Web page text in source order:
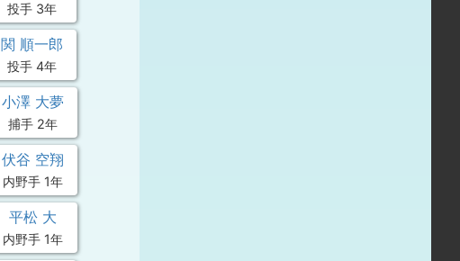
投手 3年
関 順一郎
投手 4年
小澤 大夢
捕手 2年
伏谷 空翔
内野手 1年
平松 大
内野手 1年